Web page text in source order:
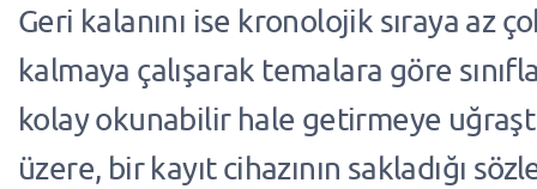
Geri kalanını ise kronolojik sıraya az
kalmaya çalışarak temalara göre
kolay okunabilir hale getirmeye
üzere, bir kayıt cihazının sakladığı